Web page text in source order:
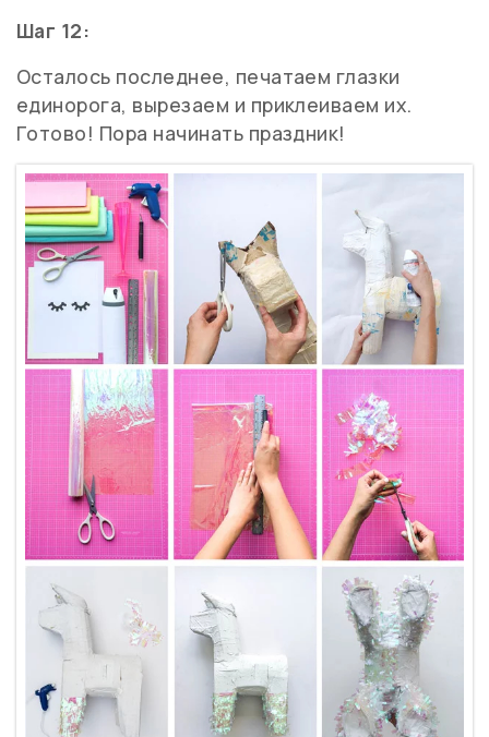
Шаг 12:
Осталось последнее, печатаем глазки
единорога, вырезаем и приклеиваем их.
Готово! Пора начинать праздник!